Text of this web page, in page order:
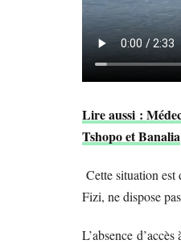
Lire aussi :
Tshopo et Banalia
Cette situation est
Fizi, ne dispose
L’absence